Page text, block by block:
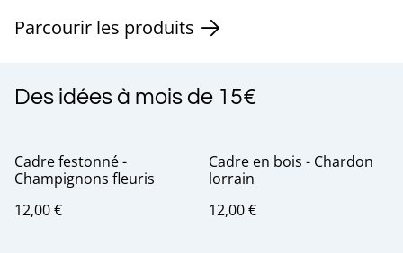
Parcourir les produits
Des idées à mois de 15€
Cadre festonné -
Champignons fleuris
12,00 €
Cadre en bois - Chardon
lorrain
12,00 €